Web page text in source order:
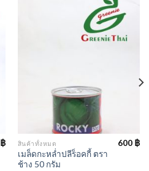
฿ สินค้าทั้งหมด
เมล็ดกะหล่ำปลีร็อคกี้ ตรา
ช้าง 50 กรัม
600 ฿